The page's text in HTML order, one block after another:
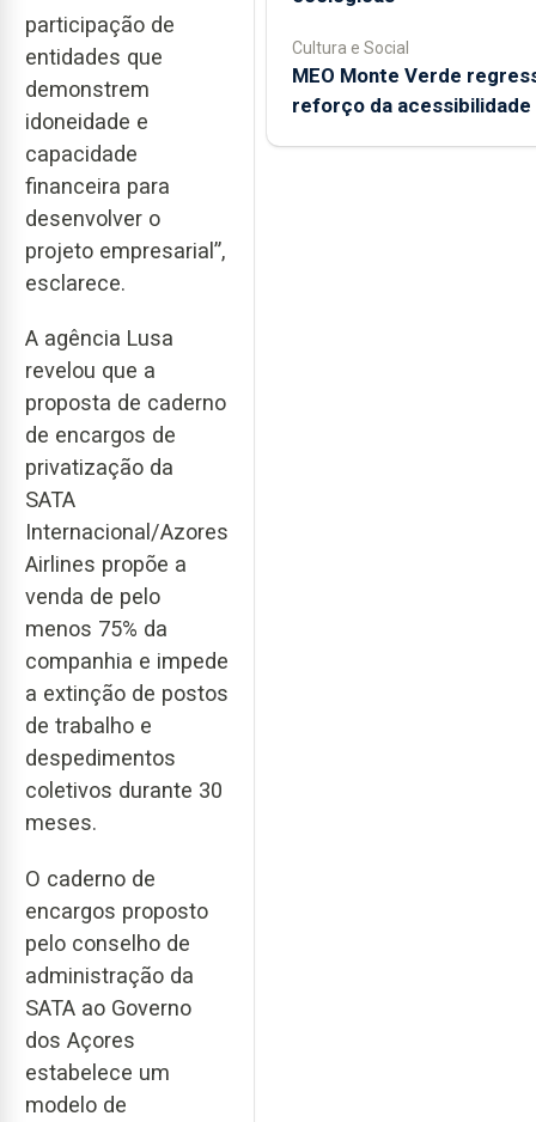
participação de
entidades que
demonstrem
idoneidade e
capacidade
financeira para
desenvolver o
projeto empresarial”,
esclarece.
A agência Lusa
revelou que a
proposta de caderno
de encargos de
privatização da
SATA
Internacional/Azores
Airlines propõe a
venda de pelo
menos 75% da
companhia e impede
a extinção de postos
de trabalho e
despedimentos
coletivos durante 30
meses.
O caderno de
encargos proposto
pelo conselho de
administração da
SATA ao Governo
dos Açores
estabelece um
modelo de
Cultura e Social
MEO Monte Verde
reforço da acessibilidade